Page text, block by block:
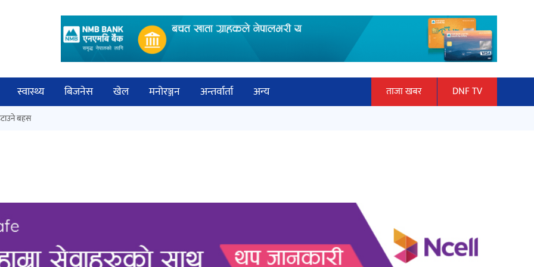
स्वास्थ्य बिजनेस खेल मनोरञ्जन अन्तर्वार्ता
अन्य
ताजा खबर DNF TV
औपचारिक सेवा सञ्चालनमा
हलमा छैन ‘गौँथली’को टिकट
बहस